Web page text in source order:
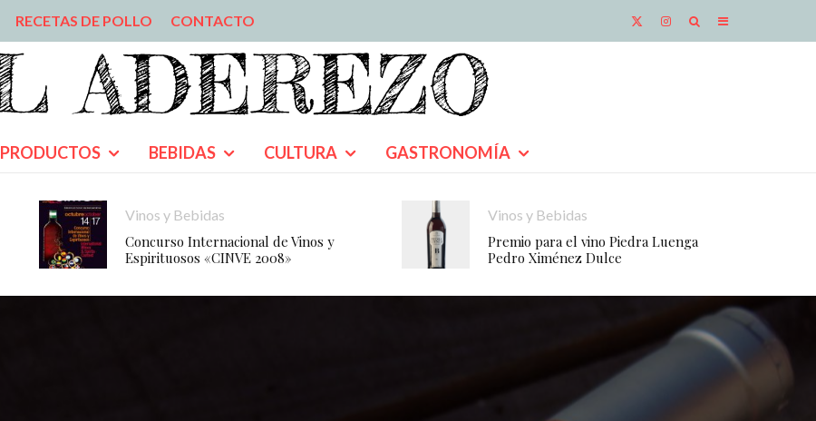
RECETAS DE POLLO CONTACTO
PRODUCTOS BEBIDAS CULTURA GASTRONOMÍA
Vinos y Bebidas
Concurso Internacional de Vinos y
Espirituosos «CINVE 2008»
Vinos y Bebidas
Premio para el vino Piedra Luenga
Pedro Ximénez Dulce